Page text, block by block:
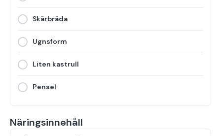
Skärbräda
Ugnsform
Liten kastrull
Pensel
Näringsinnehåll